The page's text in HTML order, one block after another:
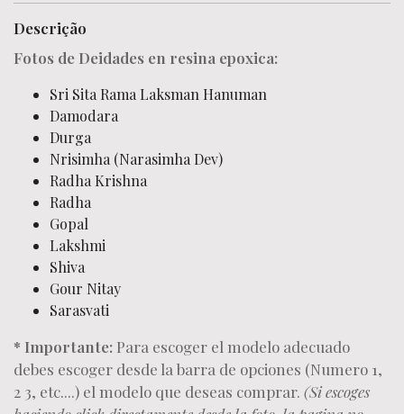
Descrição
Fotos de Deidades en resina epoxica:
Sri Sita Rama Laksman Hanuman
Damodara
Durga
Nrisimha (Narasimha Dev)
Radha Krishna
Radha
Gopal
Lakshmi
Shiva
Gour Nitay
Sarasvati
* Importante: Para escoger el modelo adecuado
debes escoger desde la barra de opciones (Numero 1,
2 3, etc....) el modelo que deseas comprar. (Si escoges